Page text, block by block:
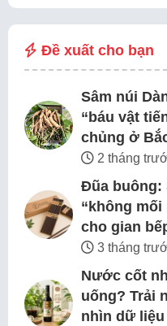
Đề xuất cho bạn
Sâm núi
“báu vật
chủng ở
2 tháng
Đũa buông:
“không
cho gian
3 tháng
Nước cốt
uống? Trải
nhìn dữ